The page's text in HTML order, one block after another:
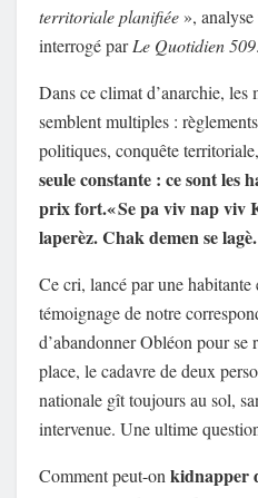
territoriale planifiée »,
interrogé parLe Quotidien 509.
Dans ce climat d’anarchie, les
semblent multiples :
politiques, conquête
seule constante : ce sont les
prix fort.« Se pa viv nap viv
laperèz. Chak demen se
Ce cri, lancé par une
témoignage de notre
d’abandonner Obléon pour
place, le cadavre de deux
nationale gît toujours au sol,
intervenue. Une ultime
Comment peut-on kidnapper